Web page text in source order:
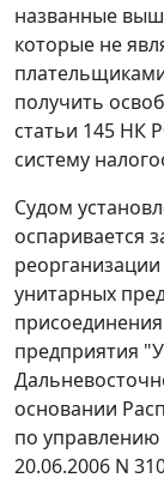
названные
которые не
получить
статьи 145 НК
систему
Судом
оспаривается
унитарных
предприятия
основании
по
20.06.2006 N